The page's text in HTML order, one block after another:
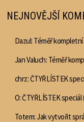
NEJNOVĚJŠÍ
Dazul: Téměř kompletní
Jan Valuch: Téměř
chrz:ČTYŘLÍSTEK
O:ČTYŘLÍSTEK speciál
Totem:Jak vytvořit